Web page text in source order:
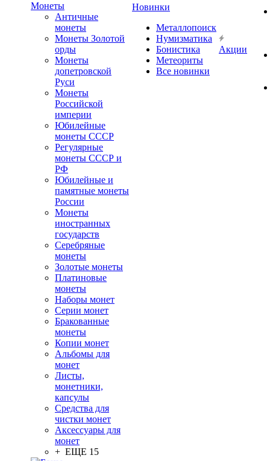
Монеты
Античные
монеты
Монеты Золотой
орды
Монеты
допетровской
Руси
Монеты
Российской
империи
Юбилейные
монеты СССР
Регулярные
монеты СССР и
РФ
Юбилейные и
памятные монеты
России
Монеты
иностранных
государств
Серебряные
монеты
Золотые монеты
Платиновые
монеты
Наборы монет
Серии монет
Бракованные
монеты
Копии монет
Альбомы для
монет
Листы,
монетники,
капсулы
Средства для
чистки монет
Аксессуары для
монет
+ ЕЩЕ 15
Новинки
Металлопоиск
Нумизматика
Бонистика
Метеориты
Все новинки
Акции